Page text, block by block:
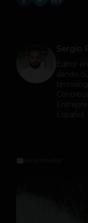
Sergio
Editor en
dando
Español.